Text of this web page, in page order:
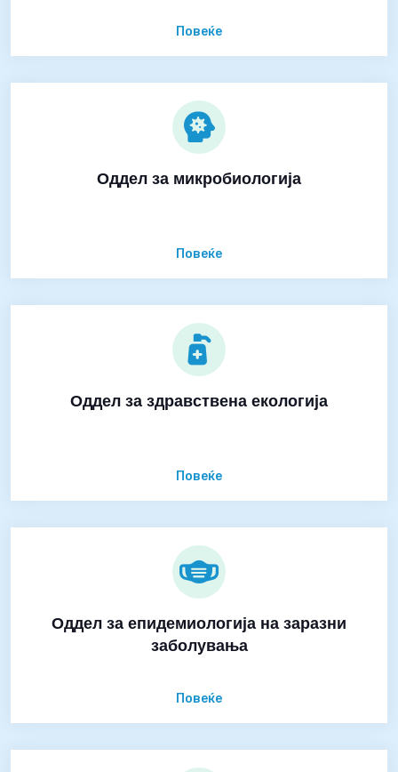
Повеќе
Оддел за микробиологија
Повеќе
Оддел за здравствена екологија
Повеќе
Оддел за епидемиологија на заразни
заболувања
Повеќе